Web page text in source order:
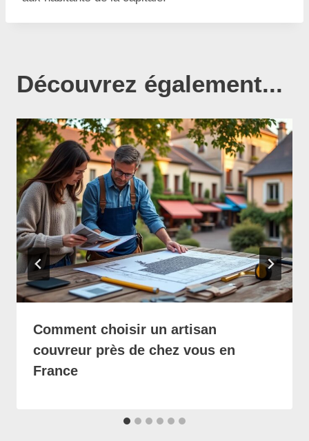
Découvrez également...
Comment choisir un artisan
couvreur près de chez vous en
France